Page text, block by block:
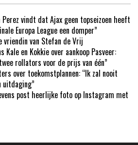
Perez vindt dat Ajax geen topseizoen heeft
Europa League een domper”
vriendin van Stefan de Vrij
Kale en Kokkie over aankoop Pasveer:
rollators voor de prijs van één”
over toekomstplannen: “Ik zal nooit
uitdaging”
post heerlijke foto op Instagram met